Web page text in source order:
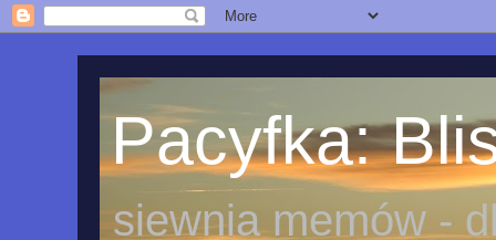
Pacyfka:
siewnia memów -